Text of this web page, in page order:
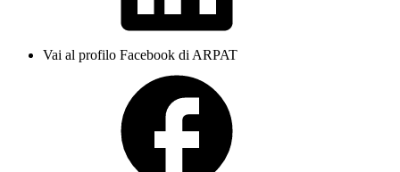
Vai al profilo Facebook di ARPAT